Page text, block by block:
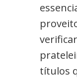
títulos